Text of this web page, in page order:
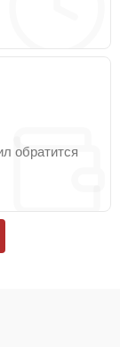
обратится